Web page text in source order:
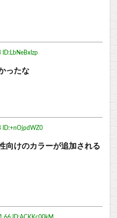
ったな
ID:+nOjpdWZ0
向けのカラーが追加される